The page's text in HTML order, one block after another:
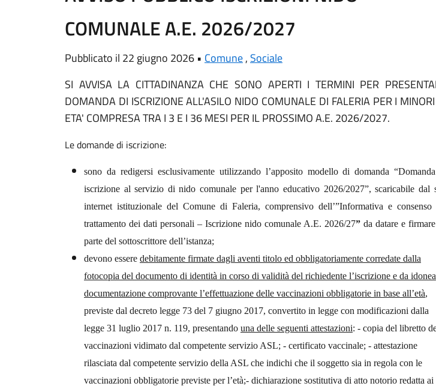
COMUNALE A.E. 2026/2027
Pubblicato il 22 giugno 2026 • Comune, Sociale
SI AVVISA LA CITTADINANZA CHE SONO APERTI I TERMINI PER
DOMANDA DI ISCRIZIONE ALL'ASILO NIDO COMUNALE DI FALERIA PER I
ETA' COMPRESA TRA I 3 E I 36 MESI PER IL PROSSIMO A.E. 2026/2027.
Le domande di iscrizione:
sono da redigersi esclusivamente utilizzando l’apposito modello di domanda “Domanda
iscrizione al servizio di nido comunale per l'anno educativo 2026/2027”, scaricabile dal
internet istituzionale del Comune di Faleria, comprensivo dell’”Informativa e consenso
trattamento dei dati personali – Iscrizione nido comunale A.E. 2026/27” da datare e
parte del sottoscrittore dell’istanza;
devono essere debitamente firmate dagli aventi titolo ed obbligatoriamente corredate dalla
fotocopia del documento di identità in corso di validità del richiedente l’iscrizione e da idonea
documentazione comprovante l’effettuazione delle vaccinazioni obbligatorie in base all’età,
previste dal decreto legge 73 del 7 giugno 2017, convertito in legge con modificazioni dalla
legge 31 luglio 2017 n. 119, presentando una delle seguenti attestazioni: - copia del libretto
vaccinazioni vidimato dal competente servizio ASL; - certificato vaccinale; - attestazione
rilasciata dal competente servizio della ASL che indichi che il soggetto sia in regola con le
vaccinazioni obbligatorie previste per l’età;- dichiarazione sostitutiva di atto notorio redatta ai